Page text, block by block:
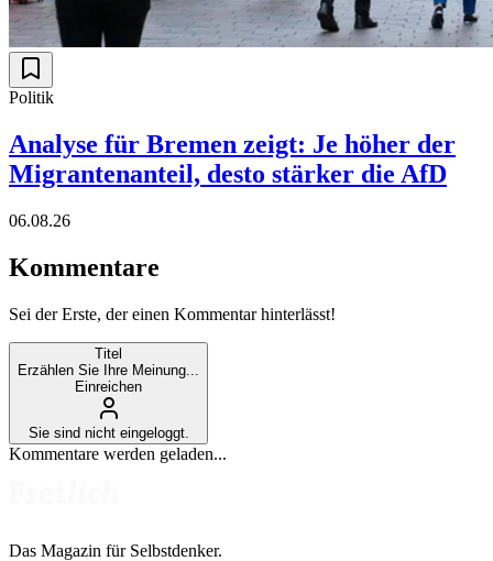
Politik
Analyse für Bremen zeigt: Je höher der
Migrantenanteil, desto stärker die AfD
06.08.26
Kommentare
Sei der Erste, der einen Kommentar hinterlässt!
Titel
Erzählen Sie Ihre Meinung...
Einreichen
Sie sind nicht eingeloggt.
Kommentare werden geladen...
Das Magazin für Selbstdenker.